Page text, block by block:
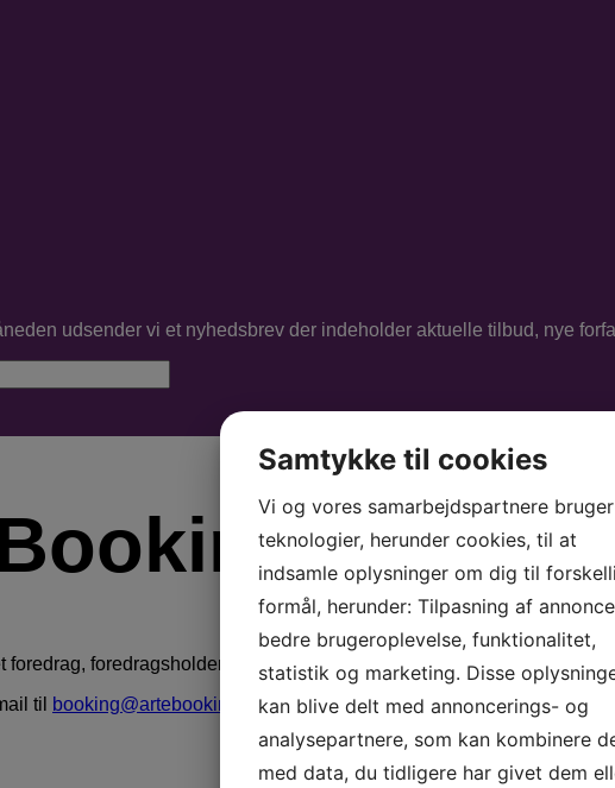
udsender vi et nyhedsbrev der indeholder aktuelle tilbud, nye
foredragsholdere, underholdning, stand-up komikere og musik.
til booking@artebooking.dk. Vi tilbyder hurtig og professionel
Samtykke til cookies
Vi og vores samarbejdspartnere bruger
teknologier, herunder cookies, til at
indsamle oplysninger om dig til
formål, herunder: Tilpasning af
bedre brugeroplevelse, funktionalitet,
statistik og marketing. Disse
kan blive delt med annoncerings- og
analysepartnere, som kan kombinere
med data, du tidligere har givet dem